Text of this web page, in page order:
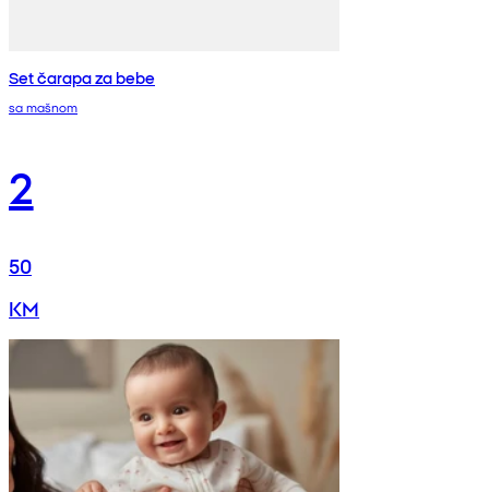
Set čarapa za bebe
sa mašnom
2
50
KM